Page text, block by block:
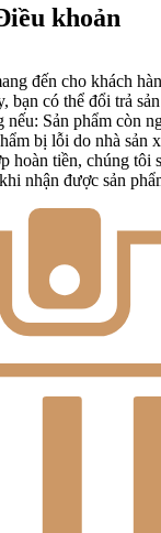
khoản
đến cho khách
bạn có thể đổi trả
Sản phẩm còn
bị lỗi do nhà sản
hoàn tiền, chúng tôi
nhận được sản